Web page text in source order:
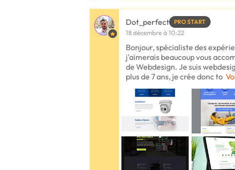
Dot_perfect PRO START
18 décembre à 10:22
Bonjour, spécialiste des
j'aimerais beaucoup vous
de Webdesign. Je suis
plus de 7 ans, je crée donc to